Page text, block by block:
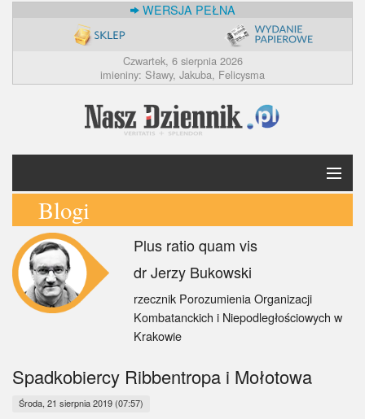
WERSJA PEŁNA
Czwartek, 6 sierpnia 2026
imieniny: Sławy, Jakuba, Felicysma
Krótko
Polska
Świat
Wiara
Blogi
Plus ratio quam vis
dr Jerzy Bukowski
rzecznik Porozumienia Organizacji
Kombatanckich i Niepodległościowych w
Krakowie
Spadkobiercy Ribbentropa i Mołotowa
Środa, 21 sierpnia 2019 (07:57)